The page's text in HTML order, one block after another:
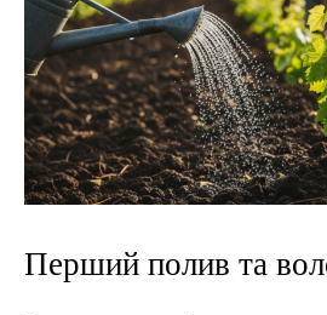
Перший полив та